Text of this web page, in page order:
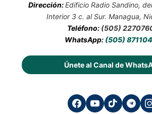
Dirección:Edificio Radio Sandino,
Interior 3 c. al Sur. Managua,
Teléfono: (505)
WhatsApp: (505)
Únete al Canal de